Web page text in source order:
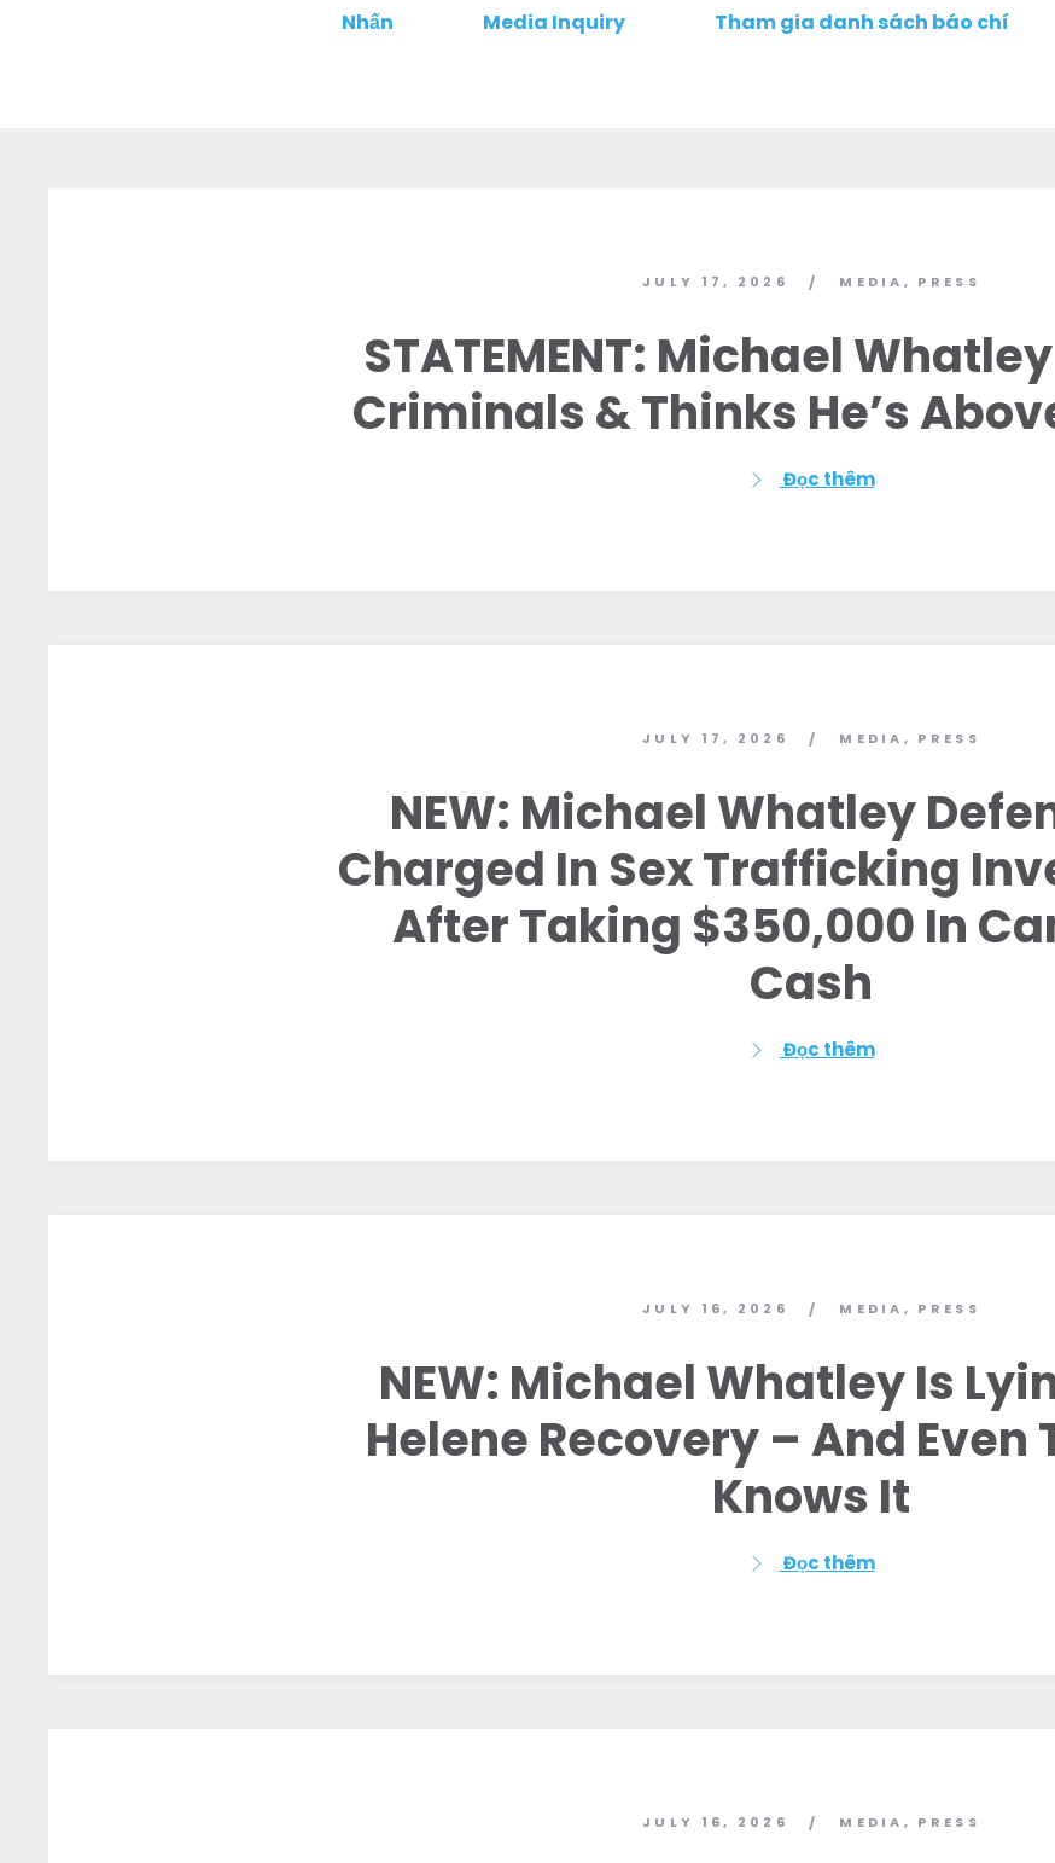
Shop
Nhấn Media Inquiry Tham gia danh sách báo chí
JULY 17, 2026 / MEDIA , PRESS
STATEMENT: Michael
Criminals & Thinks He’s
Đọc thêm
JULY 17, 2026 / MEDIA , PRESS
NEW: Michael Whatley
Charged In Sex Trafficking
After Taking $350,000 In
Cash
Đọc thêm
JULY 16, 2026 / MEDIA , PRESS
NEW: Michael Whatley Is
Helene Recovery – And Even
Knows It
Đọc thêm
JULY 16, 2026 / MEDIA , PRESS